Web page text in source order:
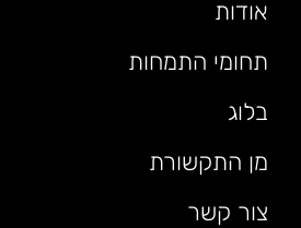
אודות
תחומי התמחות
בלוג
מן התקשורת
צור קשר